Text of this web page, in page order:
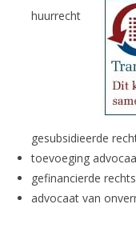
huurrecht
gesubsidieerde
toevoeging
gefinancierde
advocaat van